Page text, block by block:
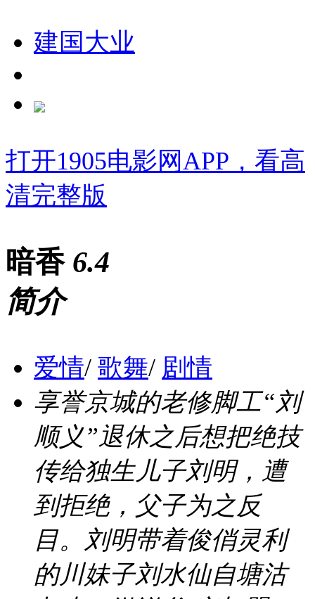
建国大业
打开1905电影网APP，看高
清完整版
暗香 6.4
简介
爱情/ 歌舞/ 剧情
享誉京城的老修脚工“刘
顺义”退休之后想把绝技
传给独生儿子刘明，遭
到拒绝，父子为之反
目。刘明带着俊俏灵利
的川妹子刘水仙自塘沽